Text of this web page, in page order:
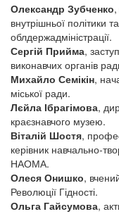
Олександр Зубченко
внутрішньої політики
облдержадміністрації.
Сергій Прийма,
виконавчих органів
Михайло Семікін,
міської ради.
Лєйла Ібрагімова,
краєзнавчого музею.
Віталій Шостя,
керівник навчально-
НАОМА.
Олеся Онишко,
Революції Гідності.
Ольга Гайсумова,